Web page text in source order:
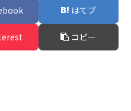
はてブ
コピー